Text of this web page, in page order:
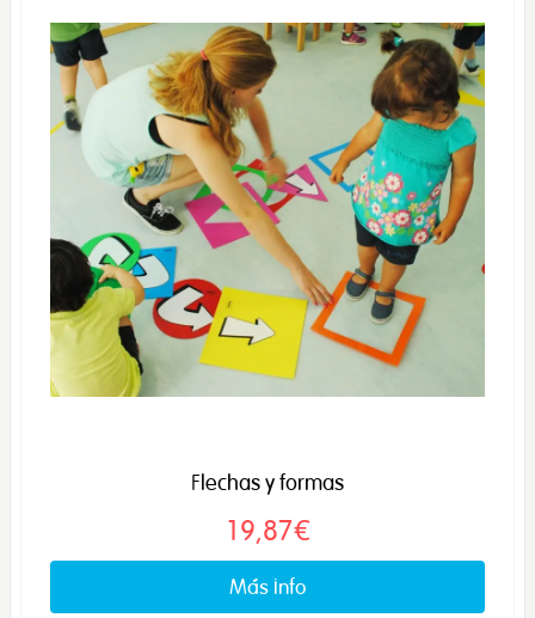
Flechas y formas
19,87€
Más info